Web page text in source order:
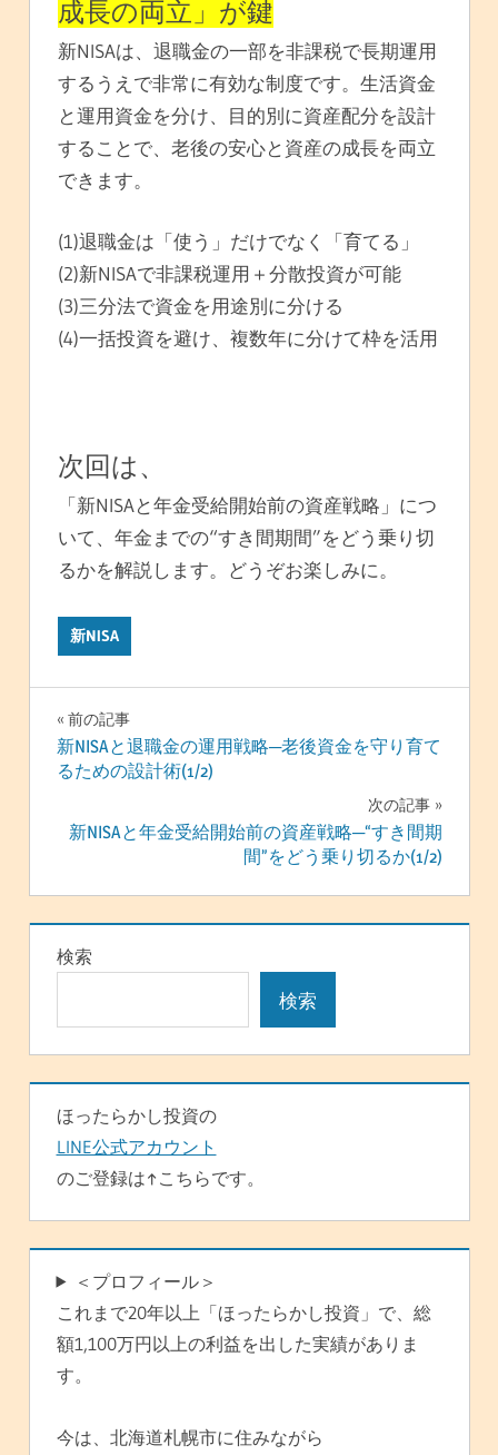
成長の両立」が鍵
新NISAは、退職金の一部を非課税で長期運用
するうえで非常に有効な制度です。生活資金
と運用資金を分け、目的別に資産配分を設計
することで、老後の安心と資産の成長を両立
できます。
(1)退職金は「使う」だけでなく「育てる」
(2)新NISAで非課税運用＋分散投資が可能
(3)三分法で資金を用途別に分ける
(4)一括投資を避け、複数年に分けて枠を活用
次回は、
「新NISAと年金受給開始前の資産戦略」につ
いて、年金までの“すき間期間”をどう乗り切
るかを解説します。どうぞお楽しみに。
新NISA
投
稿
ゲ
ー
シ
ョ
ン
前の記事
新NISAと退職金の運用戦略─老後資金を守り育て
るための設計術(1/2)
次の記事
新NISAと年金受給開始前の資産戦略─“すき間期
間”をどう乗り切るか(1/2)
検索
検索
ほったらかし投資の
LINE公式アカウント
のご登録は↑こちらです。
＜プロフィール＞
これまで20年以上「ほったらかし投資」で、総
額1,100万円以上の利益を出した実績がありま
す。
今は、北海道札幌市に住みながら